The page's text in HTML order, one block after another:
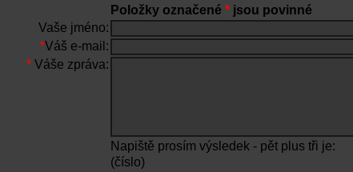
Položky označené * jsou povinné
Vaše jméno:
*Váš e-mail:
* Váše zpráva:
Napiště prosím výsledek - pět plus tři je:
(číslo)